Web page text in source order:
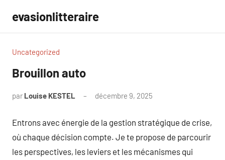
contenu
evasionlitteraire
Uncategorized
Brouillon auto
par Louise KESTEL décembre 9, 2025
Entrons avec énergie de la gestion stratégique de crise,
où chaque décision compte. Je te propose de parcourir
les perspectives, les leviers et les mécanismes qui